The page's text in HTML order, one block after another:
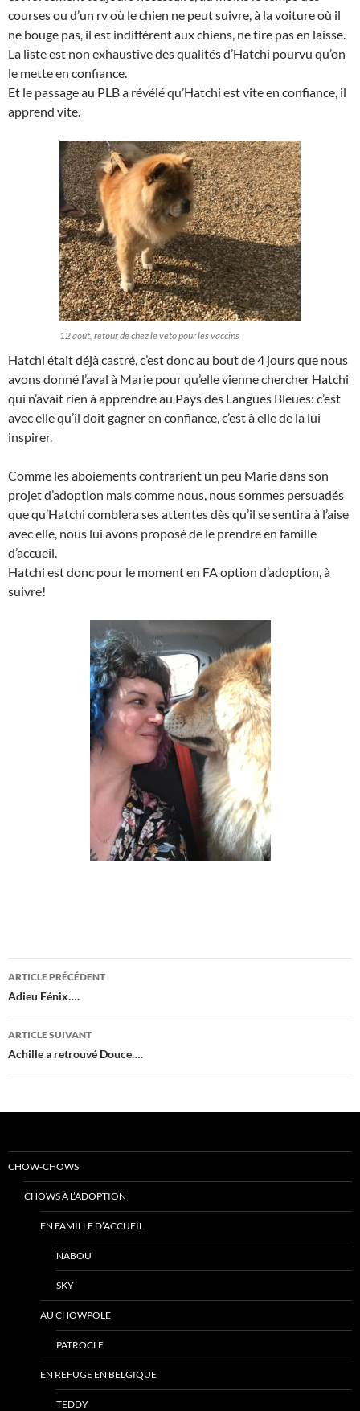
courses ou d’un rv où le chien ne peut suivre, à la voiture où il
ne bouge pas, il est indifférent aux chiens, ne tire pas en laisse.
La liste est non exhaustive des qualités d’Hatchi pourvu qu’on
le mette en confiance.
Et le passage au PLB a révélé qu’Hatchi est vite en confiance, il
apprend vite.
12 août, retour de chez le veto pour les vaccins
Hatchi était déjà castré, c’est donc au bout de 4 jours que nous
avons donné l’aval à Marie pour qu’elle vienne chercher Hatchi
qui n’avait rien à apprendre au Pays des Langues Bleues: c’est
avec elle qu’il doit gagner en confiance, c’est à elle de la lui
inspirer.
Comme les aboiements contrarient un peu Marie dans son
projet d’adoption mais comme nous, nous sommes persuadés
que qu’Hatchi comblera ses attentes dès qu’il se sentira à l’aise
avec elle, nous lui avons proposé de le prendre en famille
d’accueil.
Hatchi est donc pour le moment en FA option d’adoption, à
suivre!
Navigation
des
articles
ARTICLE PRÉCÉDENT
Adieu Fénix….
ARTICLE SUIVANT
Achille a retrouvé Douce….
CHOW-CHOWS
CHOWS À L’ADOPTION
EN FAMILLE D’ACCUEIL
NABOU
SKY
AU CHOWPOLE
PATROCLE
EN REFUGE EN BELGIQUE
TEDDY